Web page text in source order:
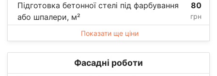
Підготовка бетонної стелі під фарбування
або шпалери, м²
80
грн
Показати ще ціни
Фасадні роботи